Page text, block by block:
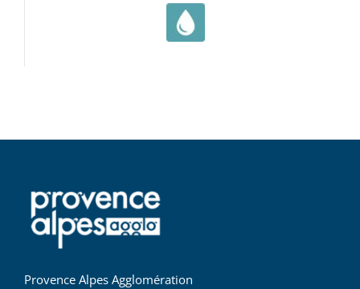
Provence Alpes Agglomération